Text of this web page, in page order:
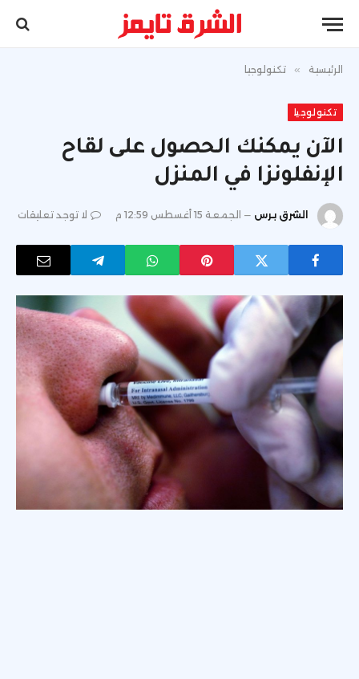
الرئيسية » تكنولوجيا
تكنولوجيا
الآن يمكنك الحصول على لقاح
الإنفلونزا في المنزل
الشرق برس الجمعة 15 أغسطس 12:59 م لا توجد تعليقات